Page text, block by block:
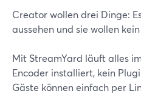
Creator wollen drei Dinge:
aussehen und sie wollen
Mit StreamYard läuft alles
Encoder installiert, kein
Gäste können einfach per